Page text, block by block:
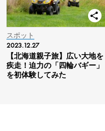
スポット
2023.12.27
【北海道親子旅】広い大地を
疾走！迫力の「四輪バギー」
を初体験してみた